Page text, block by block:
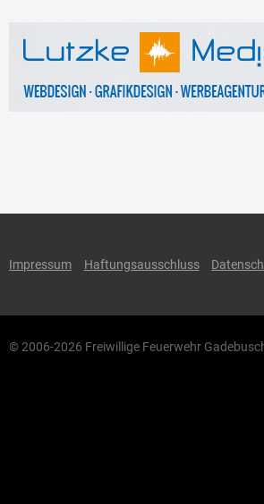
Impressum Haftungsausschluss
© 2006-2026 Freiwillige Feuerwehr